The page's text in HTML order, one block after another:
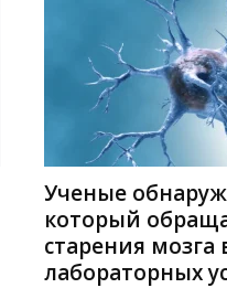
Ученые
который
старения мозга
лабораторных